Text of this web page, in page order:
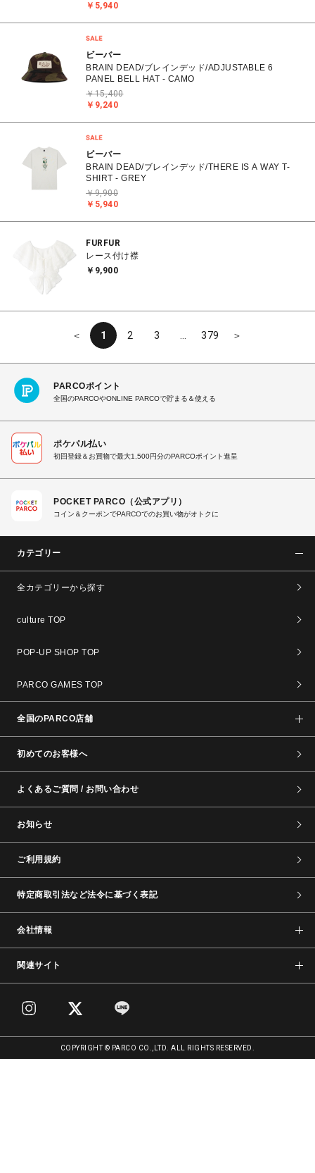
￥5,940
ビーバー
BRAIN DEAD/ブレインデッド/ADJUSTABLE 6
PANEL BELL HAT - CAMO
￥9,240
￥15,400
ビーバー
BRAIN DEAD/ブレインデッド/THERE IS A WAY T-
SHIRT - GREY
￥5,940
￥9,900
FURFUR
レース付け襟
￥9,900
＜ 1 2 3 379 ＞
PARCOポイント
全国のPARCOやONLINE PARCOで貯まる＆使える
ポケパル払い
初回登録＆お買物で最大1,500円分のPARCOポイント進呈
POCKET PARCO（公式アプリ）
コイン＆クーポンでPARCOでのお買い物がオトクに
カテゴリー
全カテゴリーから探す
culture TOP
POP-UP SHOP TOP
PARCO GAMES TOP
全国のPARCO店舗
初めてのお客様へ
よくあるご質問 / お問い合わせ
お知らせ
ご利用規約
特定商取引法など法令に基づく表記
会社情報
関連サイト
COPYRIGHT © PARCO CO.,LTD. ALL RIGHTS RESERVED.